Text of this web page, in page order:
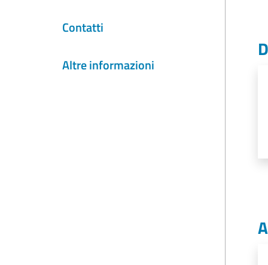
Contatti
Altre informazioni